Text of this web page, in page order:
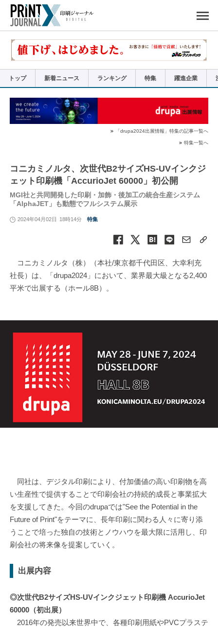
で
リ
トップ 新着ニュース ランキング 特集 躍進企業
「drupa2024出展情報」特集の記事一覧へ
特集一覧へ
コニカミノルタ、次世代B2サイズHS-UVインクジ
ェット印刷機「AccurioJet 60000」初公開
MGI社と共同開発した印刷・加飾・後加工の統合生産システム
「AlphaJET」も動態でフルシステム展示
2024年04月02日 18時14分 特集
コニカミノルタ（株）（本社/東京都千代田区、大幸利充
社長）は、「drupa2024」において、業界最大級となる2,400
平米で出展する（ホール8B）。
同社は、デジタル印刷により、付加価値の高い印刷物を高
い生産性で提供することで印刷会社の持続的成長と事業拡大
を支援してきた。今回のdrupaでは"See the Potential in the
Future of Print"をテーマに、長年印刷に関わる人々に寄り添
うことで培った独自の技術とノウハウを最大限に活用し、印
刷会社の将来像を提案していく。
出展内容
◎次世代B2サイズHS-UVインクジェット印刷機 AccurioJet
60000（初出展）
2016年の発売以来世界中で、各種印刷用紙やPVCプラステ